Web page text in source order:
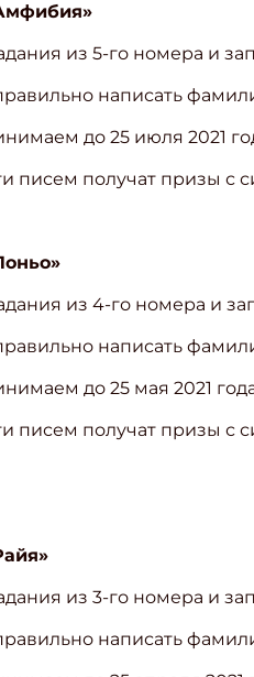
из 5-го номера и
написать
до 25 июля 2021
писем получат призы с
из 4-го номера и
написать
до 25 мая 2021
писем получат призы с
из 3-го номера и
написать
Укажите